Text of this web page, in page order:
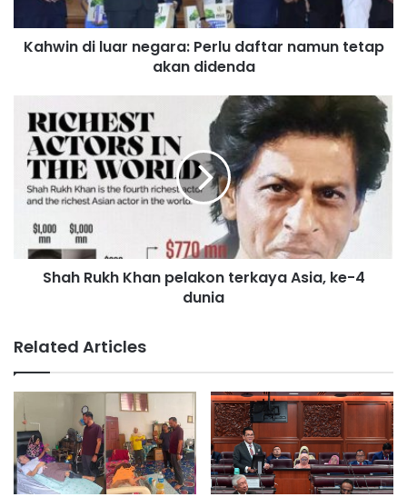
l
a
f
t
n
a
m
Kahwin di luar negara: Perlu daftar namun tetap
akan didenda
e
l
a
o
n
t
e
Shah Rukh Khan pelakon terkaya Asia, ke-4
dunia
Related Articles